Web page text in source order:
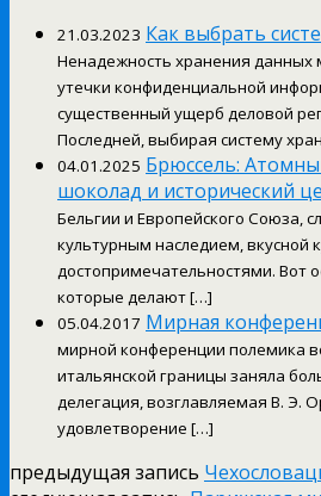
21.03.2023 Как выбрать
Ненадежность хранения данных
утечки конфиденциальной
существенный ущерб деловой
Последней, выбирая систему
04.01.2025 Брюссель:
шоколад и исторический
Бельгии и Европейского Союза,
культурным наследием, вкусной
достопримечательностями. Вот
которые делают […]
05.04.2017 Мирная
мирной конференции полемика
итальянской границы заняла
делегация, возглавляемая В. Э.
удовлетворение […]
предыдущая запись